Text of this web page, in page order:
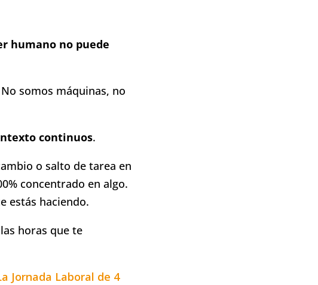
humano no puede
somos máquinas, no
continuos.
o salto de tarea en
concentrado en algo.
estás haciendo.
horas que te
Jornada Laboral de 4